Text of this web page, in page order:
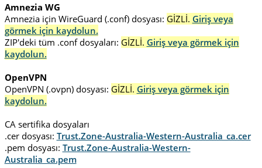
Amnezia WG
Amnezia için WireGuard (.conf) dosyası: GİZLİ. Giriş veya
görmek için kaydolun.
ZIP'deki tüm .conf dosyaları: GİZLİ. Giriş veya görmek için
kaydolun.
OpenVPN
OpenVPN (.ovpn) dosyası: GİZLİ. Giriş veya görmek için
kaydolun.
CA sertifika dosyaları
.cer dosyası: Trust.Zone-Australia-Western-Australia_ca.cer
.pem dosyası: Trust.Zone-Australia-Western-
Australia_ca.pem